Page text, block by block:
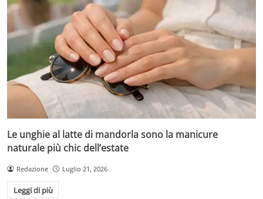
Le unghie al latte di mandorla sono la manicure
naturale più chic dell’estate
Redazione Luglio 21, 2026
Leggi di più